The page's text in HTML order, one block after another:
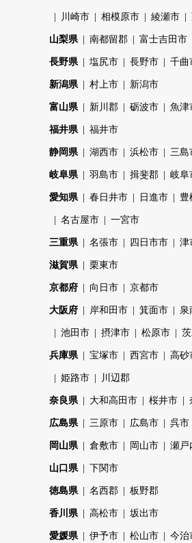
川崎市 相模原市 綾瀬市
山梨県 南都留郡 富士吉田市
長野県 塩尻市 長野市 千曲
新潟県 村上市 新潟市
富山県 新川郡 砺波市 魚津
福井県 福井市
静岡県 湖西市 浜松市 三島
岐阜県 羽島市 揖斐郡 岐阜
愛知県 春日井市 日進市 豊
名古屋市 一宮市
三重県 名張市 四日市市 津
滋賀県 栗東市
京都府 向日市 京都市
大阪府 岸和田市 箕面市 泉
池田市 摂津市 松原市
兵庫県 宝塚市 西宮市 高砂
姫路市 川辺郡
奈良県 大和高田市 桜井市
広島県 三原市 広島市 呉市
岡山県 倉敷市 岡山市 瀬戸
山口県 下関市
徳島県 名西郡 板野郡
香川県 高松市 坂出市
愛媛県 伊予市 松山市 今治